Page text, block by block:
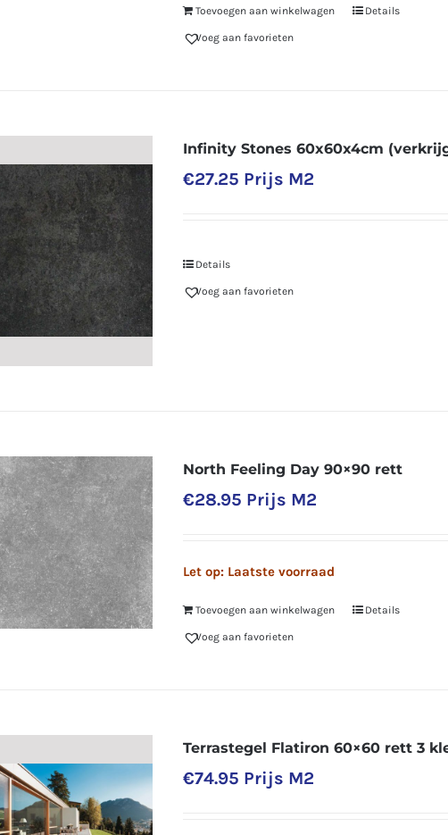
Toevoegen aan winkelwagen Details
Voeg aan favorieten
Infinity Stones 60x60x4cm
€27.25 Prijs M2
Details
Voeg aan favorieten
North Feeling Day 90×90 rett
€28.95 Prijs M2
Let op: Laatste voorraad
Toevoegen aan winkelwagen Details
Voeg aan favorieten
Terrastegel Flatiron 60×60 rett 3
€74.95 Prijs M2